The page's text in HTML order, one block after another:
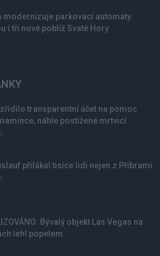
modernizuje parkovací automaty.
i tři nové poblíž Svaté Hory
zřídilo transparentní účet na pomoc
náhle postižené mrtvicí
přilákal tisíce lidí nejen z Příbrami
Bývalý objekt Las Vegas na
lehl popelem